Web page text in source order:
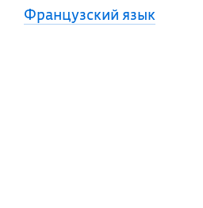
Французский язык